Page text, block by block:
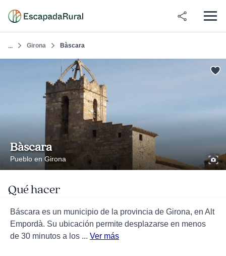
... Girona Bàscara
Bàscara
Pueblo en Girona
Qué hacer
Báscara es un municipio de la provincia de Girona, en Alt
Empordà. Su ubicación permite desplazarse en menos
de 30 minutos a los ... Ver más